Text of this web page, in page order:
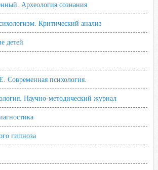
Археология сознания
Критический анализ
детей
Современная психология.
Научно-методический журнал
гипноза